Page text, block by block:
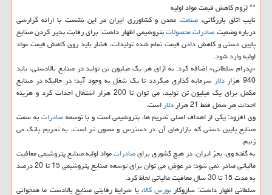
** لزوم كاهش قیمت مواد اولیه
نایب اتاق بازرگانی، صنعت، معدن و كشاورزی ایران در این نشست با ارائه گزارشی
درباره وضعیتصادراتمحصولاتپتروشیمی اظهار داشت: برای رقابت پذیر كردن صنایع
پایین دستی و كاهش دادن قیمت تمام شده تولیدات، فشار باید روی كاهش قیمت مواد
اولیه وارد شود.
«پدرام سلطانی» اضافه كرد: به ازای هر یك میلیون تن تولید در صنایع بالادستی، باید
940 هزار
دلار سرمایه گذاری میگردد تا یك شغل به وجود آید؛ در حالیكه در صنایع
مكمل برای یك میلیون تن تولید، می توان تا 200 هزار اشتغال احداث كرد و هزینه
احداث هر شغل فقط 21 هزار
دلاراست.
وی افزود: یكی از اهداف اصلی تحریم ها، پتروشیمی است و با توسعهصادراتبه سمت
صنایع پایین دستی كه بازارهای آن در دسترس و مصون تر است، به تحریم پاتك می
زنیم.
به گفته وی، بجز ایران، در هیچ كشوری برایصادراتمواد اولیه صنایع پتروشیمی معافیت
مالیاتی صادر نمی شود؛ در عوض می توان برای توسعه صنایع پتروشیمی 15 تا 20 درصد
به مدت 15 تا 30 سال معافیت مالیاتی لحاظ كرد.
سلطانی اظهار داشت: سازوكاربورسكالا، با شرایط رقابتی صنایع بالادست ما همخوانی